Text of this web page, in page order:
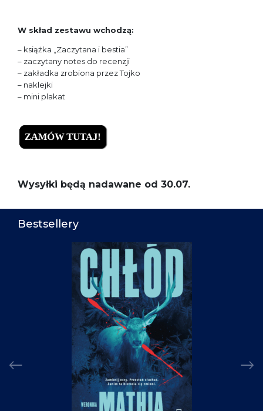
W skład zestawu wchodzą:
– książka „Zaczytana i bestia”
– zaczytany notes do recenzji
– zakładka zrobiona przez Tojko
– naklejki
– mini plakat
Wysyłki będą nadawane od 30.07.
Bestsellery